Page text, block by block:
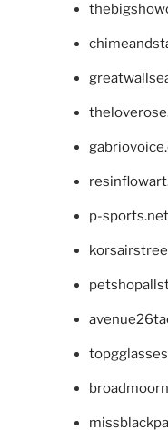
p-sports.net